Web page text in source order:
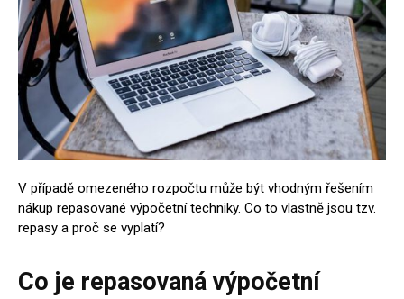
V případě omezeného rozpočtu může být vhodným řešením
nákup repasované výpočetní techniky. Co to vlastně jsou tzv.
repasy a proč se vyplatí?
Co je repasovaná výpočetní